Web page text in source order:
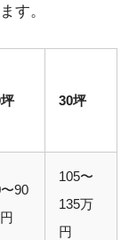
す。
30坪
90
105〜
135万
円